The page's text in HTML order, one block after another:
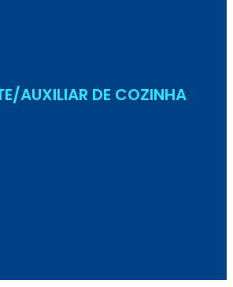
AUXILIAR DE COZINHA